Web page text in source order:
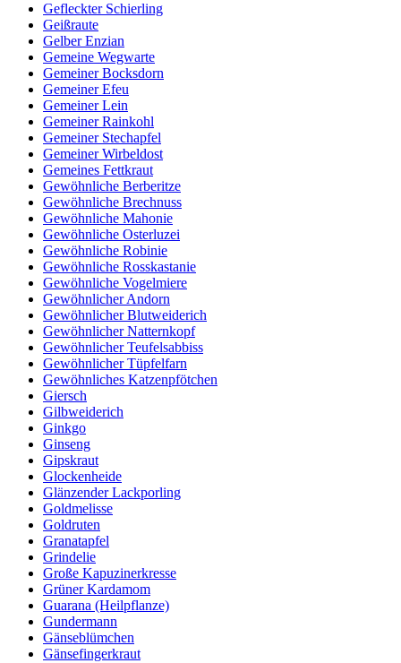
Gefleckter Schierling
Geißraute
Gelber Enzian
Gemeine Wegwarte
Gemeiner Bocksdorn
Gemeiner Efeu
Gemeiner Lein
Gemeiner Rainkohl
Gemeiner Stechapfel
Gemeiner Wirbeldost
Gemeines Fettkraut
Gewöhnliche Berberitze
Gewöhnliche Brechnuss
Gewöhnliche Mahonie
Gewöhnliche Osterluzei
Gewöhnliche Robinie
Gewöhnliche Rosskastanie
Gewöhnliche Vogelmiere
Gewöhnlicher Andorn
Gewöhnlicher Blutweiderich
Gewöhnlicher Natternkopf
Gewöhnlicher Teufelsabbiss
Gewöhnlicher Tüpfelfarn
Gewöhnliches Katzenpfötchen
Giersch
Gilbweiderich
Ginkgo
Ginseng
Gipskraut
Glockenheide
Glänzender Lackporling
Goldmelisse
Goldruten
Granatapfel
Grindelie
Große Kapuzinerkresse
Grüner Kardamom
Guarana (Heilpflanze)
Gundermann
Gänseblümchen
Gänsefingerkraut